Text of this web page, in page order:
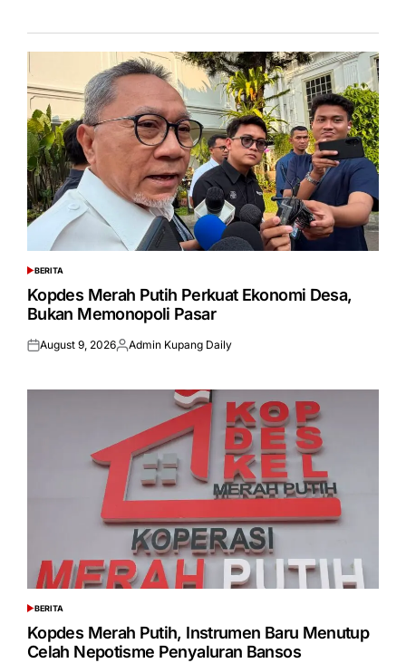
POSTED
IN
BERITA
Kopdes Merah Putih Perkuat Ekonomi Desa,
Bukan Memonopoli Pasar
Posted
August 9, 2026Posted
Admin Kupang Daily
POSTED
IN
BERITA
Kopdes Merah Putih, Instrumen Baru Menutup
Celah Nepotisme Penyaluran Bansos